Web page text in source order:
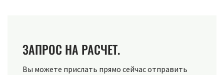
ЗАПРОС НА РАСЧЕТ.
Вы можете прислать прямо сейчас отправить